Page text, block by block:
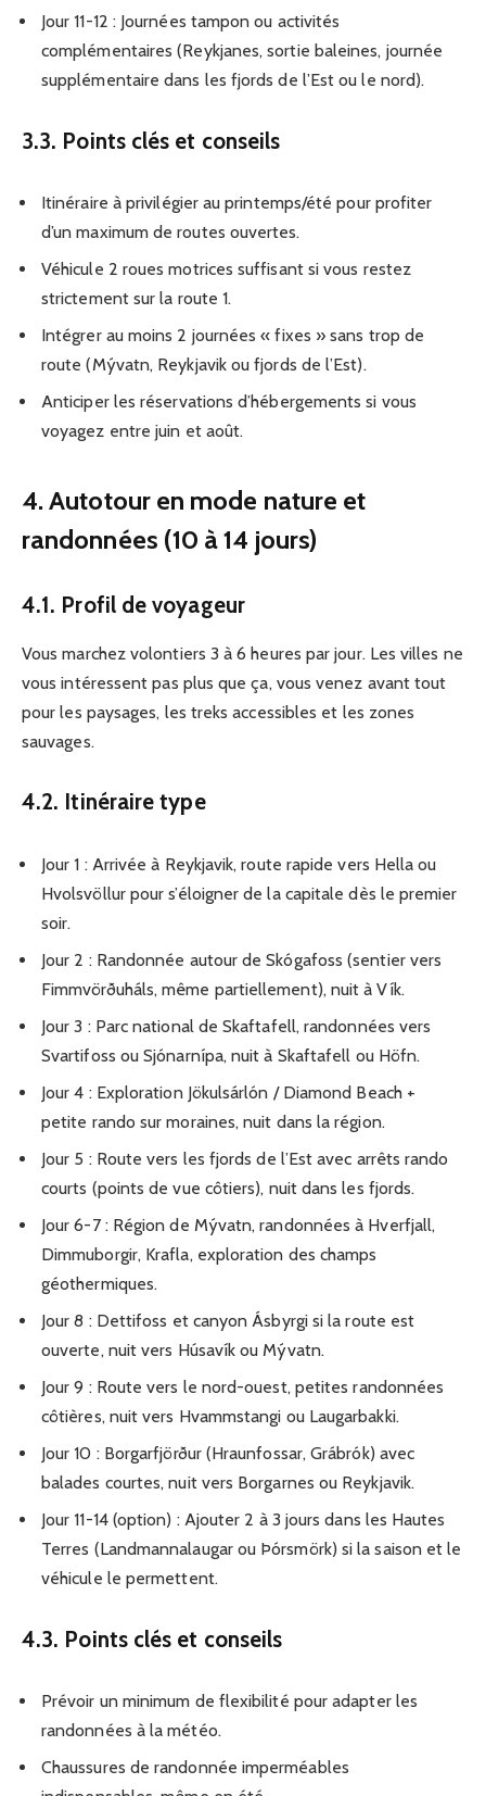
Jour 11-12 : Journées tampon ou activités
complémentaires (Reykjanes, sortie baleines, journée
supplémentaire dans les fjords de l’Est ou le nord).
3.3. Points clés et conseils
Itinéraire à privilégier au printemps/été pour profiter
d’un maximum de routes ouvertes.
Véhicule 2 roues motrices suffisant si vous restez
strictement sur la route 1.
Intégrer au moins 2 journées « fixes » sans trop de
route (Mývatn, Reykjavik ou fjords de l’Est).
Anticiper les réservations d’hébergements si vous
voyagez entre juin et août.
4. Autotour en mode nature et
randonnées (10 à 14 jours)
4.1. Profil de voyageur
Vous marchez volontiers 3 à 6 heures par jour. Les villes ne
vous intéressent pas plus que ça, vous venez avant tout
pour les paysages, les treks accessibles et les zones
sauvages.
4.2. Itinéraire type
Jour 1 : Arrivée à Reykjavik, route rapide vers Hella ou
Hvolsvöllur pour s’éloigner de la capitale dès le premier
soir.
Jour 2 : Randonnée autour de Skógafoss (sentier vers
Fimmvörðuháls, même partiellement), nuit à Vík.
Jour 3 : Parc national de Skaftafell, randonnées vers
Svartifoss ou Sjónarnípa, nuit à Skaftafell ou Höfn.
Jour 4 : Exploration Jökulsárlón / Diamond Beach +
petite rando sur moraines, nuit dans la région.
Jour 5 : Route vers les fjords de l’Est avec arrêts rando
courts (points de vue côtiers), nuit dans les fjords.
Jour 6-7 : Région de Mývatn, randonnées à Hverfjall,
Dimmuborgir, Krafla, exploration des champs
géothermiques.
Jour 8 : Dettifoss et canyon Ásbyrgi si la route est
ouverte, nuit vers Húsavík ou Mývatn.
Jour 9 : Route vers le nord-ouest, petites randonnées
côtières, nuit vers Hvammstangi ou Laugarbakki.
Jour 10 : Borgarfjörður (Hraunfossar, Grábrók) avec
balades courtes, nuit vers Borgarnes ou Reykjavik.
Jour 11-14 (option) : Ajouter 2 à 3 jours dans les Hautes
Terres (Landmannalaugar ou Þórsmörk) si la saison et le
véhicule le permettent.
4.3. Points clés et conseils
Prévoir un minimum de flexibilité pour adapter les
randonnées à la météo.
Chaussures de randonnée imperméables